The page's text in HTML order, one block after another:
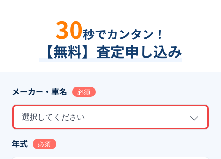
30秒でカンタン！
【無料】査定申し込み
メーカー・車名 必須
選択してください
年式 必須